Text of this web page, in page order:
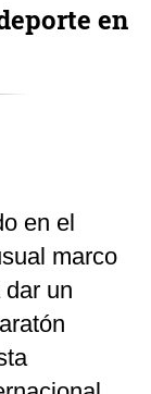
en
en el
marco
un